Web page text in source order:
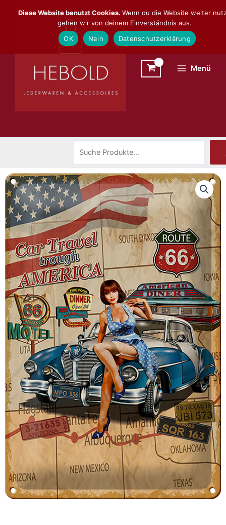
Inhalt
Menü
Diese Website benutzt Cookies. Wenn du die Website weiter
gehen wir von deinem Einverständnis aus.
OK
Nein Datenschutzerklärung